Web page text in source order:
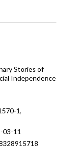
Stories of
Independence
1,
03-11